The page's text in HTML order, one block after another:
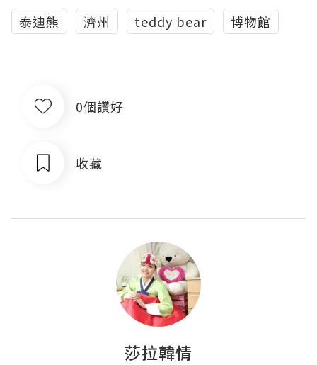
泰迪熊 濟州 teddy bear 博物館
0個讚好
收藏
莎拉韓情